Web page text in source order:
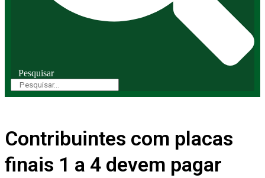
Pesquisar
Contribuintes com placas
finais 1 a 4 devem pagar